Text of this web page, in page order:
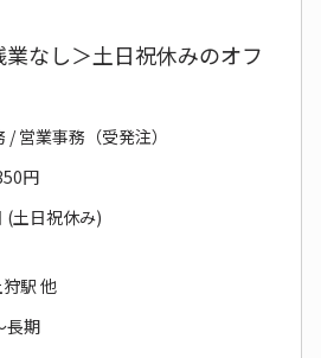
なし＞土日祝休みのオフ
営業事務（受発注）
円
(土日祝休み)
駅 他
長期